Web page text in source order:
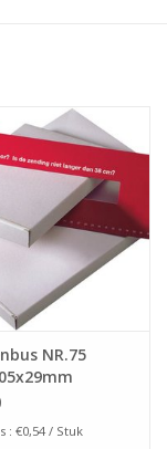
NR.75
: €0,54 / Stuk